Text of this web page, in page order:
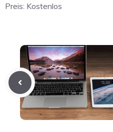
Preis: Kostenlos